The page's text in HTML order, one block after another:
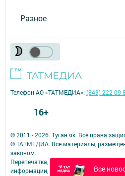
Разное
Все
© 2011 - 2026. Туган як. Все права
© ТАТМЕДИА. Все материалы,
законом.
Перепечатка, воспроизведение и
информации,
Телефон АО «ТАТМЕДИА»:(843) 222 09
16+